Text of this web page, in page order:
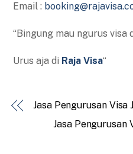
Email :
“Bingung mau ngurus visa
Urus aja di Raja Visa“
Jasa Pengurusan Visa
Jasa Pengurusan